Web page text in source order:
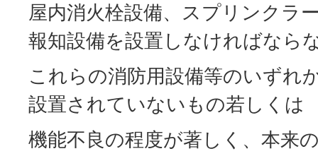
屋内消火栓設備、スプリンクラ
報知設備を設置しなければなら
これらの消防用設備等のいずれ
設置されていないもの若しくは
機能不良の程度が著しく、本来